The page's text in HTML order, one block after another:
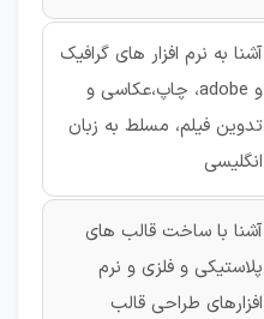
آشنا به نرم افزار های گرافیک
و adobe، چاپ،عکاسی و
تدوین فیلم، مسلط به زبان
انگلیسی
آشنا با ساخت قالب های
پلاستیکی و فلزی و نرم
افزارهای طراحی قالب